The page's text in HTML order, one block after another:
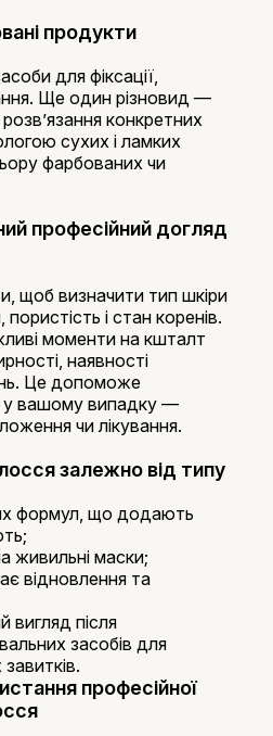
продукти
для фіксації,
Ще один різновид —
конкретних
сухих і ламких
фарбованих чи
професійний догляд
щоб визначити тип шкіри
і стан коренів.
моменти на кшталт
наявності
Це допоможе
у вашому випадку —
чи лікування.
залежно від типу
формул, що додають
живильні маски;
відновлення та
вигляд після
засобів для
професійної